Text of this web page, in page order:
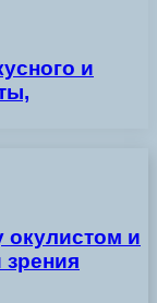
и
и